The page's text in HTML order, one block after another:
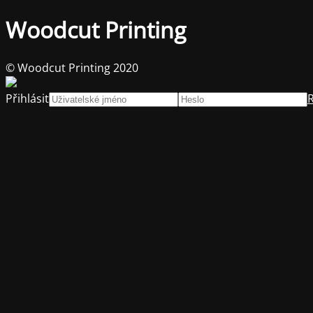
Woodcut Printing
© Woodcut Printing 2020
Přihlásit